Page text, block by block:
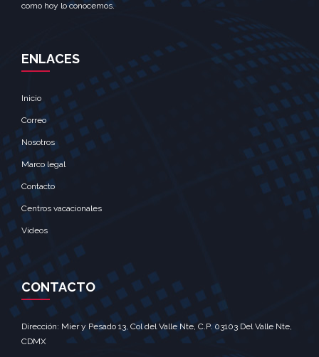
como hoy lo conocemos.
ENLACES
Inicio
Correo
Nosotros
Marco legal
Contacto
Centros vacacionales
Videos
CONTACTO
Dirección: Mier y Pesado 13, Col del Valle Nte, C.P. 03103 Del Valle Nte,
CDMX‎